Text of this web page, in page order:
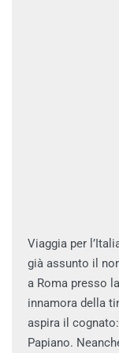
Viaggia per
già assunto il
a Roma presso
innamora della
aspira il
Papiano.